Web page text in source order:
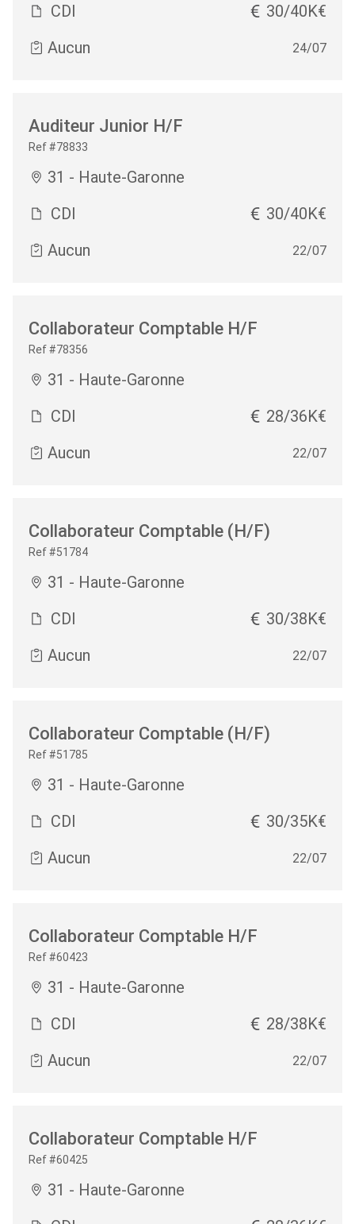
CDI
30/40K€
Aucun
24/07
Auditeur Junior H/F
Ref #78833
31 - Haute-Garonne
CDI
30/40K€
Aucun
22/07
Collaborateur Comptable H/F
Ref #78356
31 - Haute-Garonne
CDI
28/36K€
Aucun
22/07
Collaborateur Comptable (H/F)
Ref #51784
31 - Haute-Garonne
CDI
30/38K€
Aucun
22/07
Collaborateur Comptable (H/F)
Ref #51785
31 - Haute-Garonne
CDI
30/35K€
Aucun
22/07
Collaborateur Comptable H/F
Ref #60423
31 - Haute-Garonne
CDI
28/38K€
Aucun
22/07
Collaborateur Comptable H/F
Ref #60425
31 - Haute-Garonne